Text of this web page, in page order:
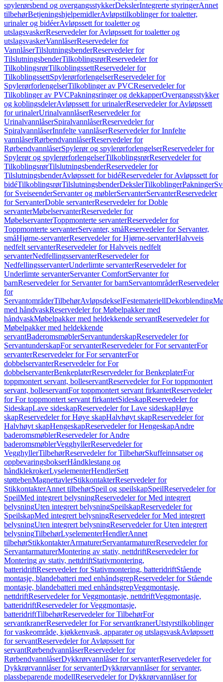
spylerørsbend og overgangsstykkerDekslerIntegrerte styringerAnnet
tilbehørBetjeningshjelpemidlerAvløpstilkoblinger for toaletter,
urinaler og bidéerAvløpssett for toaletter og
utslagsvaskerReservedeler for Avløpssett for toaletter og
utslagsvaskerVannlåserReservedeler for
VannlåserTilslutningsbenderReservedeler for
TilslutningsbenderTilkoblingsrørReservedeler for
TilkoblingsrørTilkoblingssettReservedeler for
TilkoblingssettSpylerørforlengelserReservedeler for
SpylerørforlengelserTilkoblinger av PVCReservedeler for
Tilkoblinger av PVCPakningsringer og dekkapperOvergangsstykker
og koblingsdelerAvløpssett for urinalerReservedeler for Avløpssett
for urinalerUrinalvannlåserReservedeler for
UrinalvannlåserSpiralvannlåserReservedeler for
SpiralvannlåserInnfelte vannlåserReservedeler for Innfelte
vannlåserRørbendvannlåserReservedeler for
RørbendvannlåserSpylerør og spylerørforlengelserReservedeler for
Spylerør og spylerørforlengelserTilkoblingsrørReservedeler for
TilkoblingsrørTilslutningsbenderReservedeler for
TilslutningsbenderAvløpssett for bidéReservedeler for Avløpssett for
bidéTilkoblingsrørTilslutningsbenderDekslerTilkoblingerPakninger
for SveiseenderServanter og møblerServanterServanterReservedeler
for ServanterDoble servanterReservedeler for Doble
servanterMøbelservanterReservedeler for
MøbelservanterToppmonterte servanterReservedeler for
Toppmonterte servanterServanter, småReservedeler for Servanter,
småHjørne-servanterReservedeler for Hjørne-servanterHalvveis
nedfelt servanterReservedeler for Halvveis nedfelt
servanterNedfellingsservanterReservedeler for
NedfellingsservanterUnderlimte servanterReservedeler for
Underlimte servanterServanter ComfortServanter for
barnReservedeler for Servanter for barnServantområderReservedeler
for
ServantområderTilbehørAvløpsdekselFestemateriellDekorblending
med håndvaskReservedeler for Møbelpakker med
håndvaskMøbelpakker med heldekkende servantReservedeler for
Møbelpakker med heldekkende
servantBaderomsmøblerServantunderskapReservedeler for
ServantunderskapFor servanterReservedeler for For servanterFor
servanterReservedeler for For servanterFor
dobbelservanterReservedeler for For
dobbelservanterBenkeplaterReservedeler for BenkeplaterFor
toppmontert servant, bolleservantReservedeler for For toppmontert
servant, bolleservantFor toppmontert servant firkantetReservedeler
for For toppmontert servant firkantetSideskapReservedeler for
SideskapLave sideskapReservedeler for Lave sideskapHøye
skapReservedeler for Høye skapHalvhøyt skapReservedeler for
Halvhøyt skapHengeskapReservedeler for HengeskapAndre
baderomsmøblerReservedeler for Andre
baderomsmøblerVegghyllerReservedeler for
VegghyllerTilbehørReservedeler for TilbehørSkuffeinnsatser og
oppbevaringsbokserHåndklestang og
håndklekrokerLyselementerHendlerSett
støttebenMagnettavlerStikkontakterReservedeler for
StikkontakterAnnet tilbehørSpeil og speilskapSpeilReservedeler for
SpeilMed integrert belysningReservedeler for Med integrert
belysningUten integrert belysningSpeilskapReservedeler for
SpeilskapMed integrert belysningReservedeler for Med integrert
belysningUten integrert belysningReservedeler for Uten integrert
belysningTilbehørLyselementerHendlerAnnet
tilbehørStikkontakterArmaturerServantarmaturerReservedeler for
ServantarmaturerMontering av stativ, nettdriftReservedeler for
Montering av stativ, nettdriftStativmontering,
batteridriftReservedeler for Stativmontering, batteridriftStående
montasje, blandebatteri med enhåndsgrepReservedeler for Stående
montasje, blandebatteri med enhåndsgrepVeggmontasje,
nettdriftReservedeler for Veggmontasje, nettdriftVeggmontasje,
batteridriftReservedeler for Veggmontasje,
batteridriftTilbehørReservedeler for TilbehørFor
servantkranerReservedeler for For servantkranerUtstyrstilkoblinger
for vaskeområde, kjøkkenvask, apparater og utslagsvaskAvløpssett
for servantReservedeler for Avløpssett for
servantRørbendvannlåserReservedeler for
RørbendvannlåserDykkrørvannlåser for servanterReservedeler for
Dykkrørvannlåser for servanterDykkrørvannlåser for servanter,
plassbeparende modellReservedeler for Dykkrørvannlåser for